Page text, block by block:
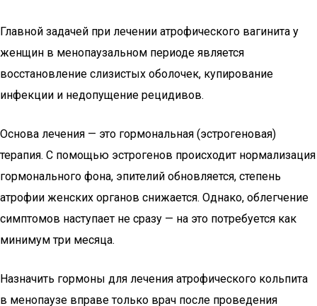
Главной задачей при лечении атрофического вагинита у
женщин в менопаузальном периоде является
восстановление слизистых оболочек, купирование
инфекции и недопущение рецидивов.
Основа лечения — это гормональная (эстрогеновая)
терапия. С помощью эстрогенов происходит нормализация
гормонального фона, эпителий обновляется, степень
атрофии женских органов снижается. Однако, облегчение
симптомов наступает не сразу — на это потребуется как
минимум три месяца.
Назначить гормоны для лечения атрофического кольпита
в менопаузе вправе только врач после проведения